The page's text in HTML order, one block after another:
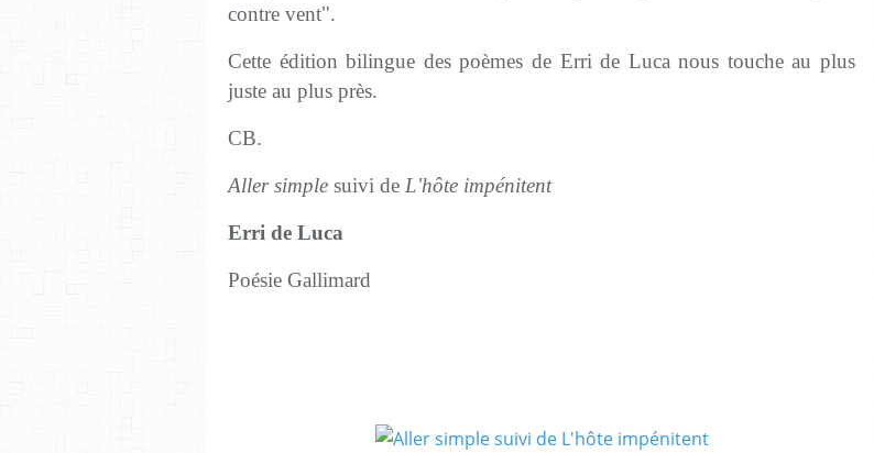
contre vent".
Cette édition bilingue des poèmes de Erri de Luca nous touche au plus
juste au plus près.
CB.
Aller simple suivi de L'hôte impénitent
Erri de Luca
Poésie Gallimard